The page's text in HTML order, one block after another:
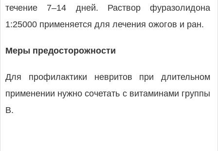
течение 7–14 дней. Раствор фуразолидона
1:25000 применяется для лечения ожогов и ран.
Меры предосторожности
Для профилактики невритов при длительном
применении нужно сочетать с витаминами группы
B.